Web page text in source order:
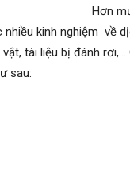
Hơn
kinh nghiệm về
tài liệu bị đánh
sau: